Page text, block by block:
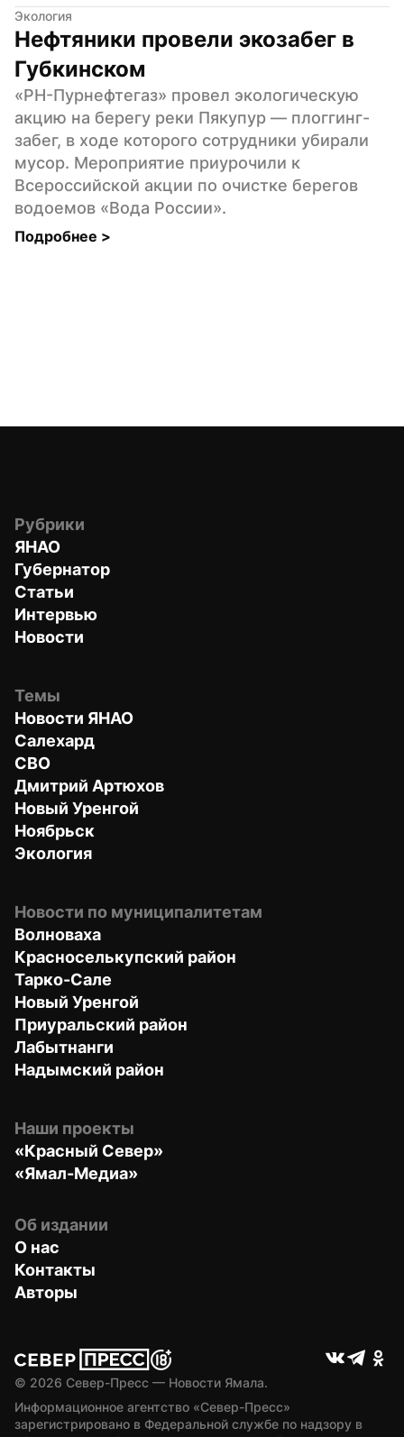
Экология
Нефтяники провели экозабег в
Губкинском
«РН-Пурнефтегаз» провел экологическую
акцию на берегу реки Пякупур — плоггинг-
забег, в ходе которого сотрудники убирали
мусор. Мероприятие приурочили к
Всероссийской акции по очистке берегов
водоемов «Вода России».
Подробнее >
Рубрики
ЯНАО
Губернатор
Статьи
Интервью
Новости
Темы
Новости ЯНАО
Салехард
СВО
Дмитрий Артюхов
Новый Уренгой
Ноябрьск
Экология
Новости по муниципалитетам
Волноваха
Красноселькупский район
Тарко-Сале
Новый Уренгой
Приуральский район
Лабытнанги
Надымский район
Наши проекты
«Красный Север»
«Ямал-Медиа»
Об издании
О нас
Контакты
Авторы
© 2026 Север-Пресс — Новости Ямала.
Информационное агентство «Север-Пресс»
зарегистрировано в Федеральной службе по надзору в